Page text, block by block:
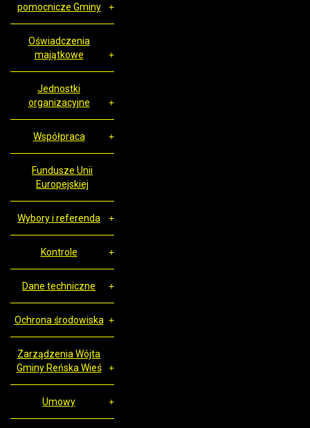
pomocnicze Gminy
Oświadczenia
majątkowe
Jednostki
organizacyjne
Współpraca
Fundusze Unii
Europejskiej
Wybory i referenda
Kontrole
Dane techniczne
Ochrona środowiska
Zarządzenia Wójta
Gminy Reńska Wieś
Umowy